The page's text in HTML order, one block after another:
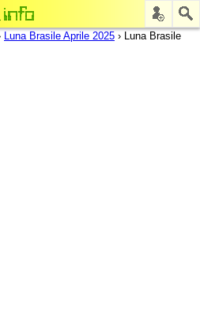
Luna Brasile Aprile 2025 › Luna Brasile